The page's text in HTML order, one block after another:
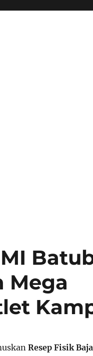
Mega
Resep Fisik Baja